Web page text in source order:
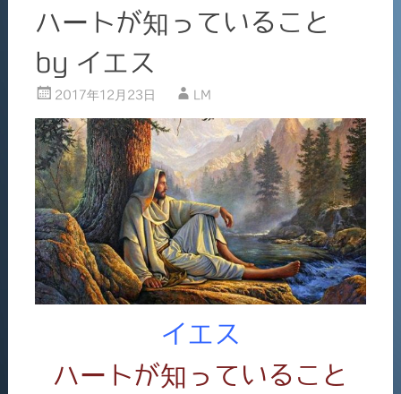
ハートが知っていること
by イエス
2017年12月23日 LM
イエス
ハートが知っていること